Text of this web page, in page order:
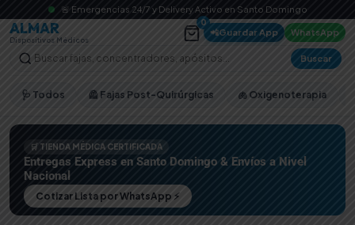
🚨 Emergencias 24/7 y Delivery Activo en Santo Domingo
ALMAR
Dispositivos Médicos
0
📲Guardar App WhatsApp
Buscar
🩺 Todos 🦺 Fajas Post-Quirúrgicas 🫁 Oxigenoterapia
🛒 TIENDA MÉDICA CERTIFICADA
Entregas Express en Santo Domingo & Envíos a Nivel
Nacional
Cotizar Lista por WhatsApp ⚡